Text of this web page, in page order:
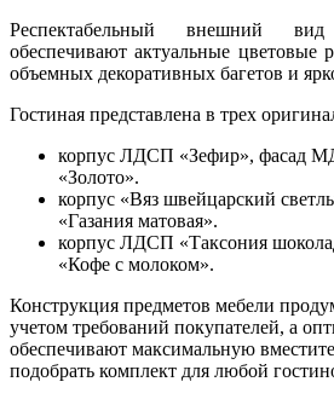
Респектабельный внешний
обеспечивают актуальные цветовые
объемных декоративных багетов и
Гостиная представлена в трех
корпус ЛДСП «Зефир», фасад
«Золото».
корпус «Вяз швейцарский
«Газания матовая».
корпус ЛДСП «Таксония
«Кофе с молоком».
Конструкция предметов мебели
учетом требований покупателей, а
обеспечивают максимальную
подобрать комплект для любой